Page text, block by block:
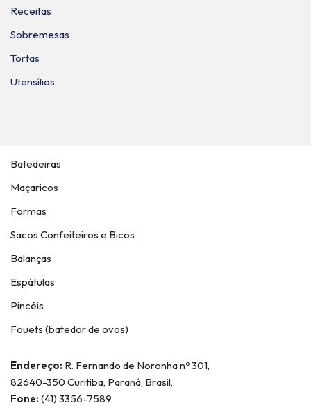
Receitas
Sobremesas
Tortas
Utensílios
Batedeiras
Maçaricos
Formas
Sacos Confeiteiros e Bicos
Balanças
Espátulas
Pincéis
Fouets (batedor de ovos)
Endereço: R. Fernando de Noronha nº 301,
82640-350 Curitiba, Paraná, Brasil,
Fone: (41) 3356-7589